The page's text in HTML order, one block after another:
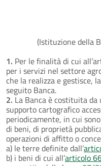
(Istituzione della
1. Per le finalità di cui
per i servizi nel settore
che la realizza e gestisce,
seguito Banca.
2. La Banca è costituita
supporto cartografico
periodicamente, in cui
di beni, di proprietà
operazioni di affitto o
a) le terre definite dall’
b) i beni di cui all’articolo